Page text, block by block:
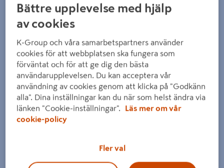
Föregående
Bättre upplevelse med hjälp
av cookies
K-Group och våra samarbetspartners använder
cookies för att webbplatsen ska fungera som
förväntat och för att ge dig den bästa
användarupplevelsen. Du kan acceptera vår
användning av cookies genom att klicka på "Godkänn
alla". Dina inställningar kan du när som helst ändra via
länken "Cookie-inställningar".
Läs mer om vår
cookie-policy
Fler val